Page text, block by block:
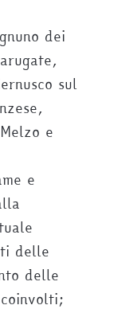
dei
sul
e
e
delle
delle